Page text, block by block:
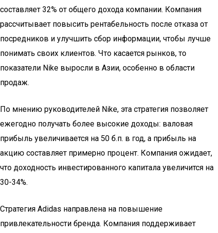
составляет 32% от общего дохода компании. Компания
рассчитывает повысить рентабельность после отказа от
посредников и улучшить сбор информации, чтобы лучше
понимать своих клиентов. Что касается рынков, то
показатели Nike выросли в Азии, особенно в области
продаж.
По мнению руководителей Nike, эта стратегия позволяет
ежегодно получать более высокие доходы: валовая
прибыль увеличивается на 50 б.п. в год, а прибыль на
акцию составляет примерно процент. Компания ожидает,
что доходность инвестированного капитала увеличится на
30-34%.
Стратегия Adidas направлена на повышение
привлекательности бренда. Компания поддерживает